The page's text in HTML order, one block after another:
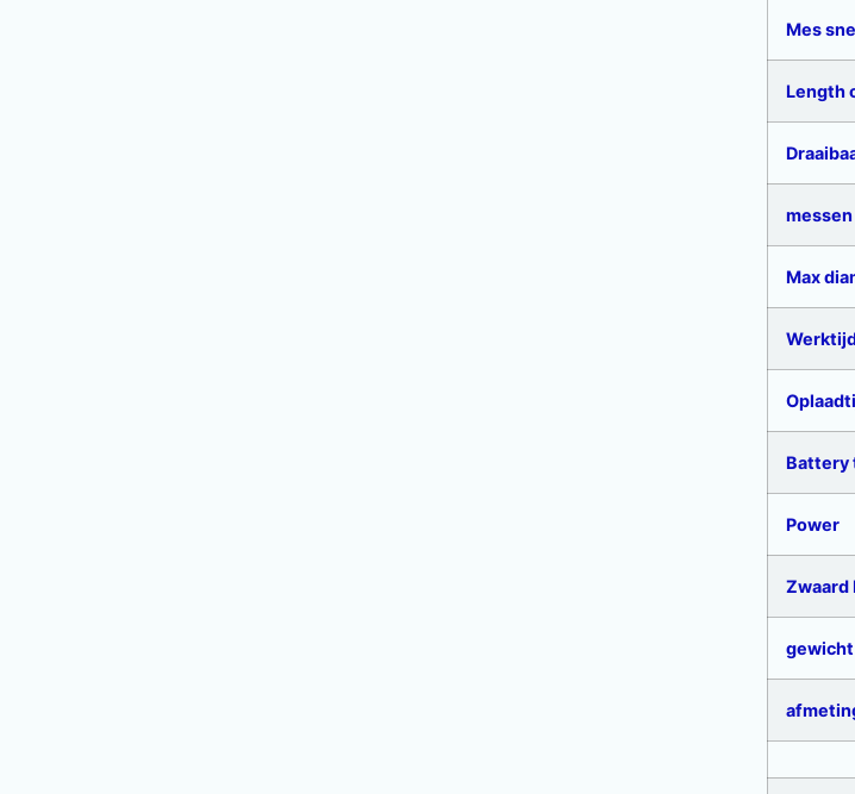
Mes
Length
messen
Max
Battery
Power
Zwaard
gewicht